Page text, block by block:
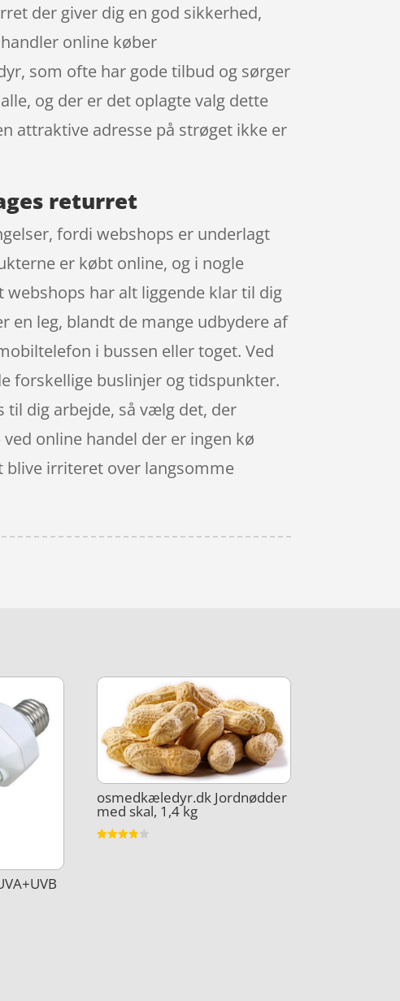
der giver dig en god sikkerhed,
online køber
som ofte har gode tilbud og sørger
og der er det oplagte valg dette
attraktive adresse på strøget ikke er
returret
fordi webshops er underlagt
er købt online, og i nogle
har alt liggende klar til dig
en leg, blandt de mange udbydere af
i bussen eller toget. Ved
forskellige buslinjer og tidspunkter.
til dig arbejde, så vælg det, der
online handel der er ingen kø
blive irriteret over langsomme
osmedkæledyr.dk Jordnødder
med skal, 1,4 kg